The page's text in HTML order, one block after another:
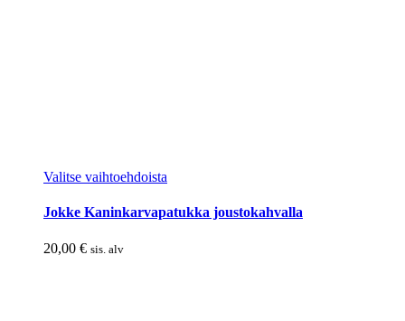
Valitse vaihtoehdoista
on
useampi
Jokke Kaninkarvapatukka joustokahvalla
20,00 € sis. alv